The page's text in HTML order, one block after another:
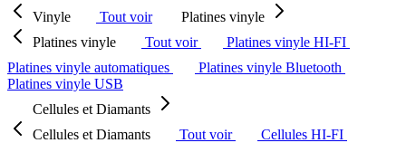
Vinyle
Tout voir
Platines vinyle
Platines vinyle
Tout voir
Platines vinyle HI-FI
Platines vinyle automatiques
Platines vinyle Bluetooth
Platines vinyle USB
Cellules et Diamants
Cellules et Diamants
Tout voir
Cellules HI-FI